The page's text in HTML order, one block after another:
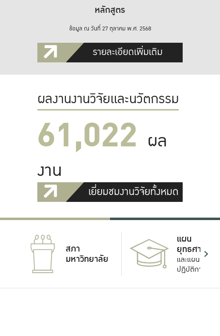
หลักสูตร
ข้อมูล ณ วันที่ 27 ตุลาคม พ.ศ. 2568
รายละเอียดเพิ่มเติม
ผลงานงานวิจัยและนวัตกรรม
61,022 ผล
งาน
เยี่ยมชมงานวิจัยทั้งหมด
สภา
มหาวิทยาลัย
แผน
ยุทธศาสตร์
และแผน
ปฏิบัติการ